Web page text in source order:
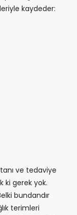
kaydeder:
ve tedaviye
ki gerek yok.
bundandır
terimleri